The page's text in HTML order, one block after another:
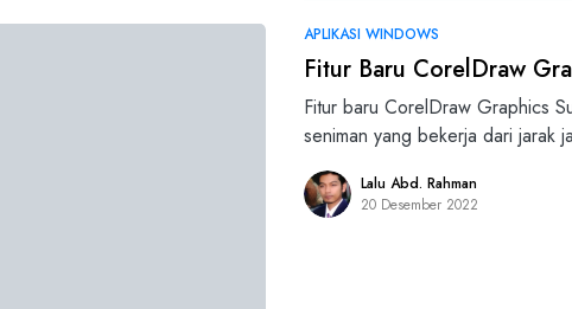
APLIKASI WINDOWS
Fitur Baru CorelDraw
Fitur baru CorelDraw Graphics
seniman yang bekerja dari jarak
Lalu Abd. Rahman
20 Desember 2022